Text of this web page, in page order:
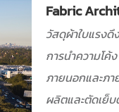
Fabric
วัสดุผ้าใบแรงดึ
การนำความโค้
ภายนอกและภ
ผลิตและตัดเย็